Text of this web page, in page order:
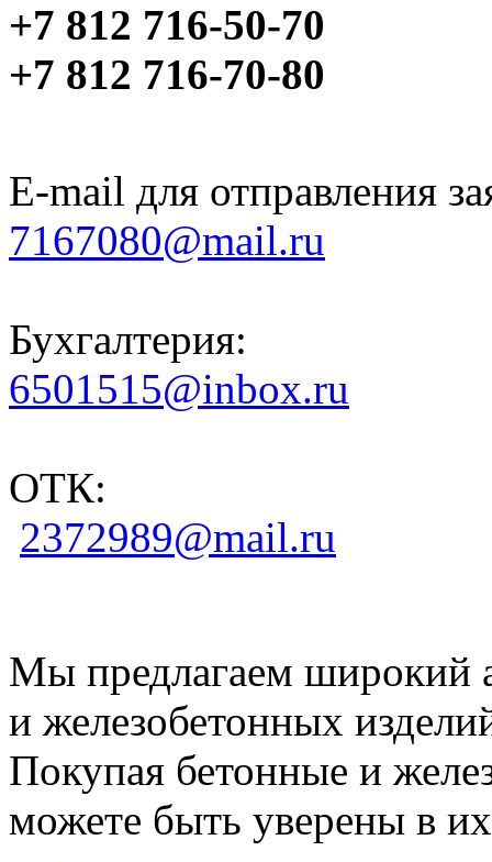
+7 812 716-50-70
+7 812 716-70-80
E-mail для отправления
7167080@mail.ru
Бухгалтерия:
6501515@inbox.ru
ОТК:
2372989@mail.ru
Мы предлагаем широкий
и железобетонных
Покупая бетонные и
можете быть уверены в их